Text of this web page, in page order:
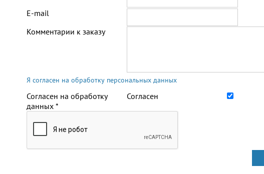
E-mail
Комментарии к заказу
Я согласен на обработку персональных данных
Согласен на обработку
данных *
Согласен